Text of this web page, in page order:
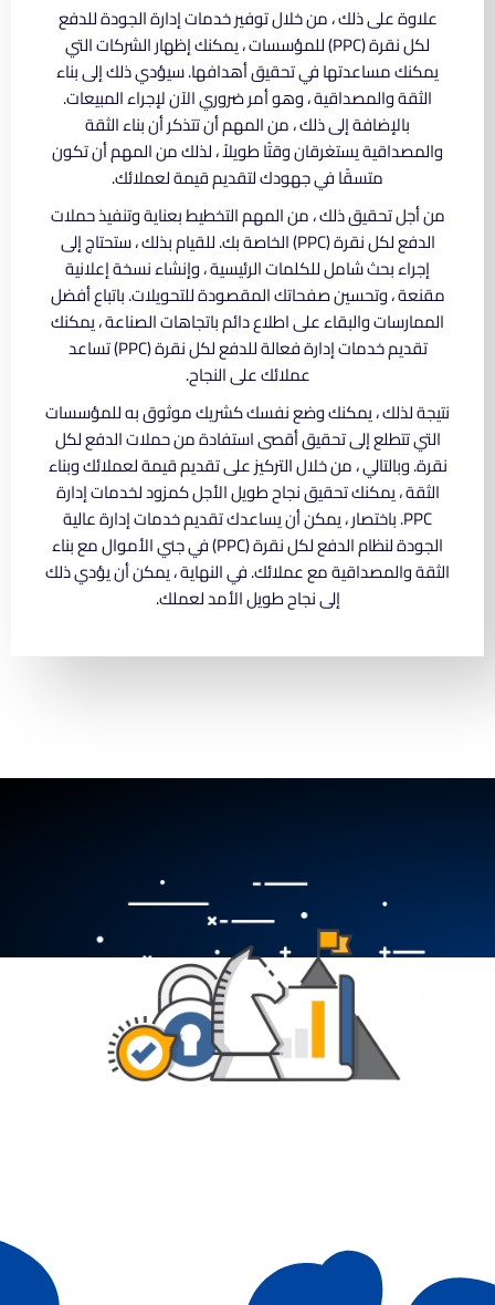
علاوة على ذلك ، من خلال توفير خدمات إدارة الجودة للدفع
لكل نقرة (PPC) للمؤسسات ، يمكنك إظهار الشركات التي
يمكنك مساعدتها في تحقيق أهدافها. سيؤدي ذلك إلى بناء
الثقة والمصداقية ، وهو أمر ضروري الآن لإجراء المبيعات.
بالإضافة إلى ذلك ، من المهم أن تتذكر أن بناء الثقة
والمصداقية يستغرقان وقتًا طويلاً ، لذلك من المهم أن تكون
متسقًا في جهودك لتقديم قيمة لعملائك.
من أجل تحقيق ذلك ، من المهم التخطيط بعناية وتنفيذ حملات
الدفع لكل نقرة (PPC) الخاصة بك. للقيام بذلك ، ستحتاج إلى
إجراء بحث شامل للكلمات الرئيسية ، وإنشاء نسخة إعلانية
مقنعة ، وتحسين صفحاتك المقصودة للتحويلات. باتباع أفضل
الممارسات والبقاء على اطلاع دائم باتجاهات الصناعة ، يمكنك
تقديم خدمات إدارة فعالة للدفع لكل نقرة (PPC) تساعد
عملائك على النجاح.
نتيجة لذلك ، يمكنك وضع نفسك كشريك موثوق به للمؤسسات
التي تتطلع إلى تحقيق أقصى استفادة من حملات الدفع لكل
نقرة. وبالتالي ، من خلال التركيز على تقديم قيمة لعملائك وبناء
الثقة ، يمكنك تحقيق نجاح طويل الأجل كمزود لخدمات إدارة
PPC. باختصار ، يمكن أن يساعدك تقديم خدمات إدارة عالية
الجودة لنظام الدفع لكل نقرة (PPC) في جني الأموال مع بناء
الثقة والمصداقية مع عملائك. في النهاية ، يمكن أن يؤدي ذلك
إلى نجاح طويل الأمد لعملك.